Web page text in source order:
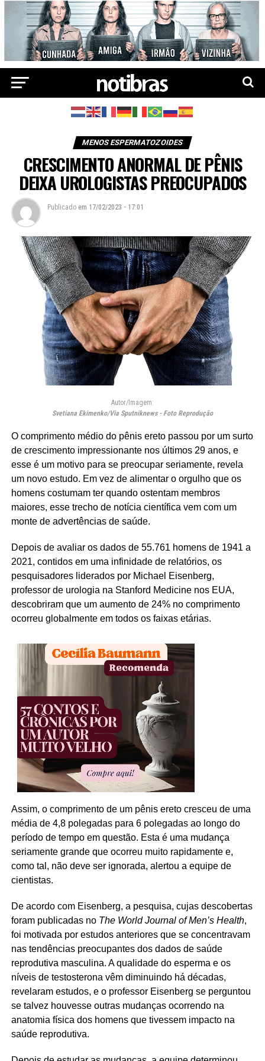
MENOS ESPERMATOZOIDES
CRESCIMENTO ANORMAL DE PÊNIS
DEIXA UROLOGISTAS PREOCUPADOS
Publicado em 17/02/2023 - 17:01
Autor/Imagem:
Svetiana Ekimenko/Via Sputniknews - Foto Reprodução
O comprimento médio do pênis ereto passou por um surto
de crescimento impressionante nos últimos 29 anos, e
esse é um motivo para se preocupar seriamente, revela
um novo estudo. Em vez de alimentar o orgulho que os
homens costumam ter quando ostentam membros
maiores, esse trecho de notícia científica vem com um
monte de advertências de saúde.
Depois de avaliar os dados de 55.761 homens de 1941 a
2021, contidos em uma infinidade de relatórios, os
pesquisadores liderados por Michael Eisenberg,
professor de urologia na Stanford Medicine nos EUA,
descobriram que um aumento de 24% no comprimento
ocorreu globalmente em todos os faixas etárias.
Assim, o comprimento de um pênis ereto cresceu de uma
média de 4,8 polegadas para 6 polegadas ao longo do
período de tempo em questão. Esta é uma mudança
seriamente grande que ocorreu muito rapidamente e,
como tal, não deve ser ignorada, alertou a equipe de
cientistas.
De acordo com Eisenberg, a pesquisa, cujas descobertas
foram publicadas no The World Journal of Men’s Health,
foi motivada por estudos anteriores que se concentravam
nas tendências preocupantes dos dados de saúde
reprodutiva masculina. A qualidade do esperma e os
níveis de testosterona vêm diminuindo há décadas,
revelaram estudos, e o professor Eisenberg se perguntou
se talvez houvesse outras mudanças ocorrendo na
anatomia física dos homens que tivessem impacto na
saúde reprodutiva.